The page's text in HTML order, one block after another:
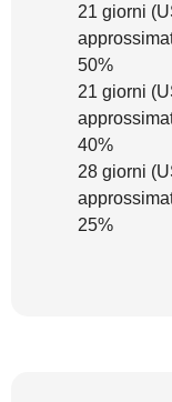
21 giorni
50%
21 giorni
40%
28 giorni
25%